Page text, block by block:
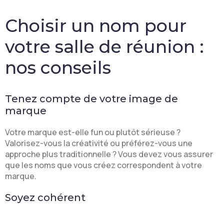
Choisir un nom pour
votre salle de réunion :
nos conseils
Tenez compte de votre image de
marque
Votre marque est-elle fun ou plutôt sérieuse ?
Valorisez-vous la créativité ou préférez-vous une
approche plus traditionnelle ? Vous devez vous assurer
que les noms que vous créez correspondent à votre
marque.
Soyez cohérent